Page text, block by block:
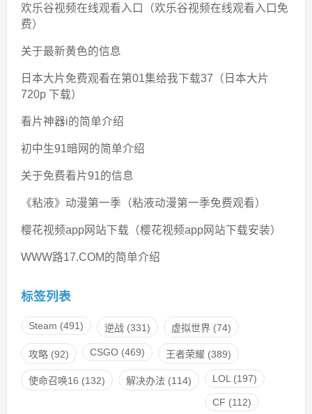
欢乐谷视频在线观看入口（欢乐谷视频在线观看入口免
费）
关于最新黄色的信息
日本大片免费观看在第01集给我下载37（日本大片
720p 下载）
看片神器i的简单介绍
初中生91暗网的简单介绍
关于免费看片91的信息
《粘液》动漫第一季（粘液动漫第一季免费观看）
樱花视频app网站下载（樱花视频app网站下载安装）
WWW路17.COM的简单介绍
标签列表
Steam (491) 逆战(331) 虚拟世界(74)
攻略(92) CSGO(469) 王者荣耀 (389)
使命召唤16 (132) 解决办法 (114) LOL (197)
CF (112)